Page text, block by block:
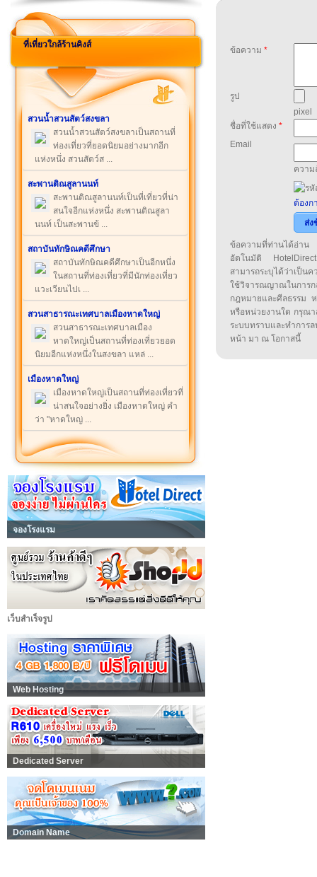
ที่เที่ยวใกล้ร้านคิงส์
สวนน้ำสวนสัตว์สงขลา
สวนน้ำสวนสัตว์สงขลาเป็นสถานที่
ท่องเที่ยวที่ยอดนิยมอย่างมากอีก
แห่งหนึ่ง สวนสัตว์ส ...
สะพานติณสูลานนท์
สะพานติณสูลานนท์เป็นที่เที่ยวที่น่า
สนใจอีกแห่งหนึ่ง สะพานติณสูลา
นนท์ เป็นสะพานข้ ...
สถาบันทักษิณคดีศึกษา
สถาบันทักษิณคดีศึกษาเป็นอีกหนึ่ง
ในสถานที่ท่องเที่ยวที่มีนักท่องเที่ยว
แวะเวียนไปเ ...
สวนสาธารณะเทศบาลเมืองหาดใหญ่
สวนสาธารณะเทศบาลเมือง
หาดใหญ่เป็นสถานที่ท่องเที่ยวยอด
นิยมอีกแห่งหนึ่งในสงขลา แหล่ ...
เมืองหาดใหญ่
เมืองหาดใหญ่เป็นสถานที่ท่องเที่ยวที่
น่าสนใจอย่างยิ่ง เมืองหาดใหญ่ คำ
ว่า "หาดใหญ่ ...
จองโรงแรม
เว็บสำเร็จรูป
Web Hosting
Dedicated Server
Domain Name
ข้อความ *
รูป
pixel
ชื่อที่ใช้แสดง *
Email
ความ
ต้องก
ส่ง
ข้อความที่ท่านได้อ่าน
อัตโนมัติ
สามารถระบุได้ว่าเป็น
ใช้วิจารณญาณในกา
กฎหมายและศีลธรรม
หรือหน่วยงานใด กรุณา
ระบบทราบและทำกา
หน้า มา ณ โอกาสนี้